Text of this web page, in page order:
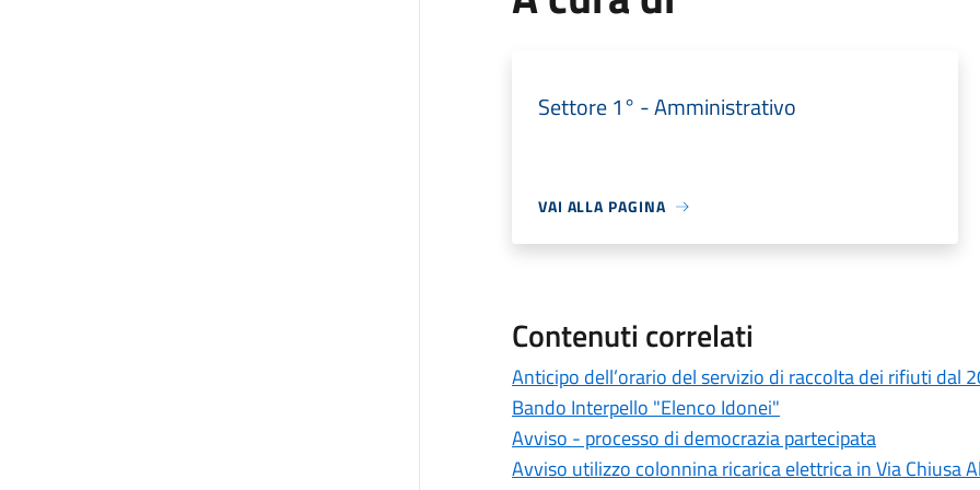
Settore 1° - Amministrativo
VAI ALLA PAGINA
Contenuti correlati
Anticipo dell’orario del servizio di raccolta dei rifiuti dal
Bando Interpello "Elenco Idonei"
Avviso - processo di democrazia partecipata
Avviso utilizzo colonnina ricarica elettrica in Via Chiusa